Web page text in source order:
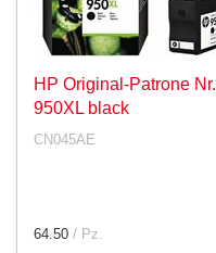
HP Original-Patrone Nr.
950XL black
CN045AE
64.50 / Pz.